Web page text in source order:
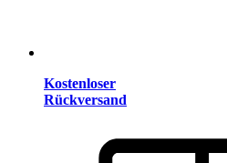
Kostenloser
Rückversand